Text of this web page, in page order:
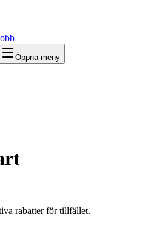
Öppna meny
rabatter för tillfället.